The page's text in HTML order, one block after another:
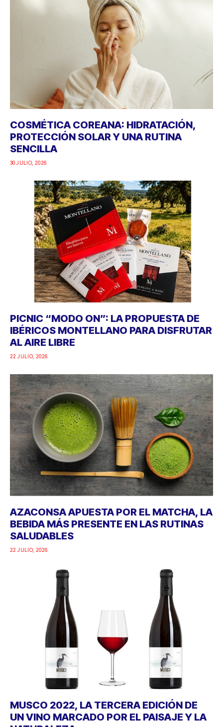
COSMÉTICA COREANA: HIDRATACIÓN,
PROTECCIÓN SOLAR Y UNA RUTINA
SENCILLA
30 JULIO, 2026
PICNIC “MODO ON”: LA PROPUESTA DE
IBÉRICOS MONTELLANO PARA DISFRUTAR
AL AIRE LIBRE
22 JULIO, 2026
AZACONSA APUESTA POR EL MATCHA, LA
BEBIDA MÁS PRESENTE EN LAS RUTINAS
SALUDABLES
22 JULIO, 2026
MUSCO 2022, LA TERCERA EDICIÓN DE
UN VINO MARCADO POR EL PAISAJE Y LA